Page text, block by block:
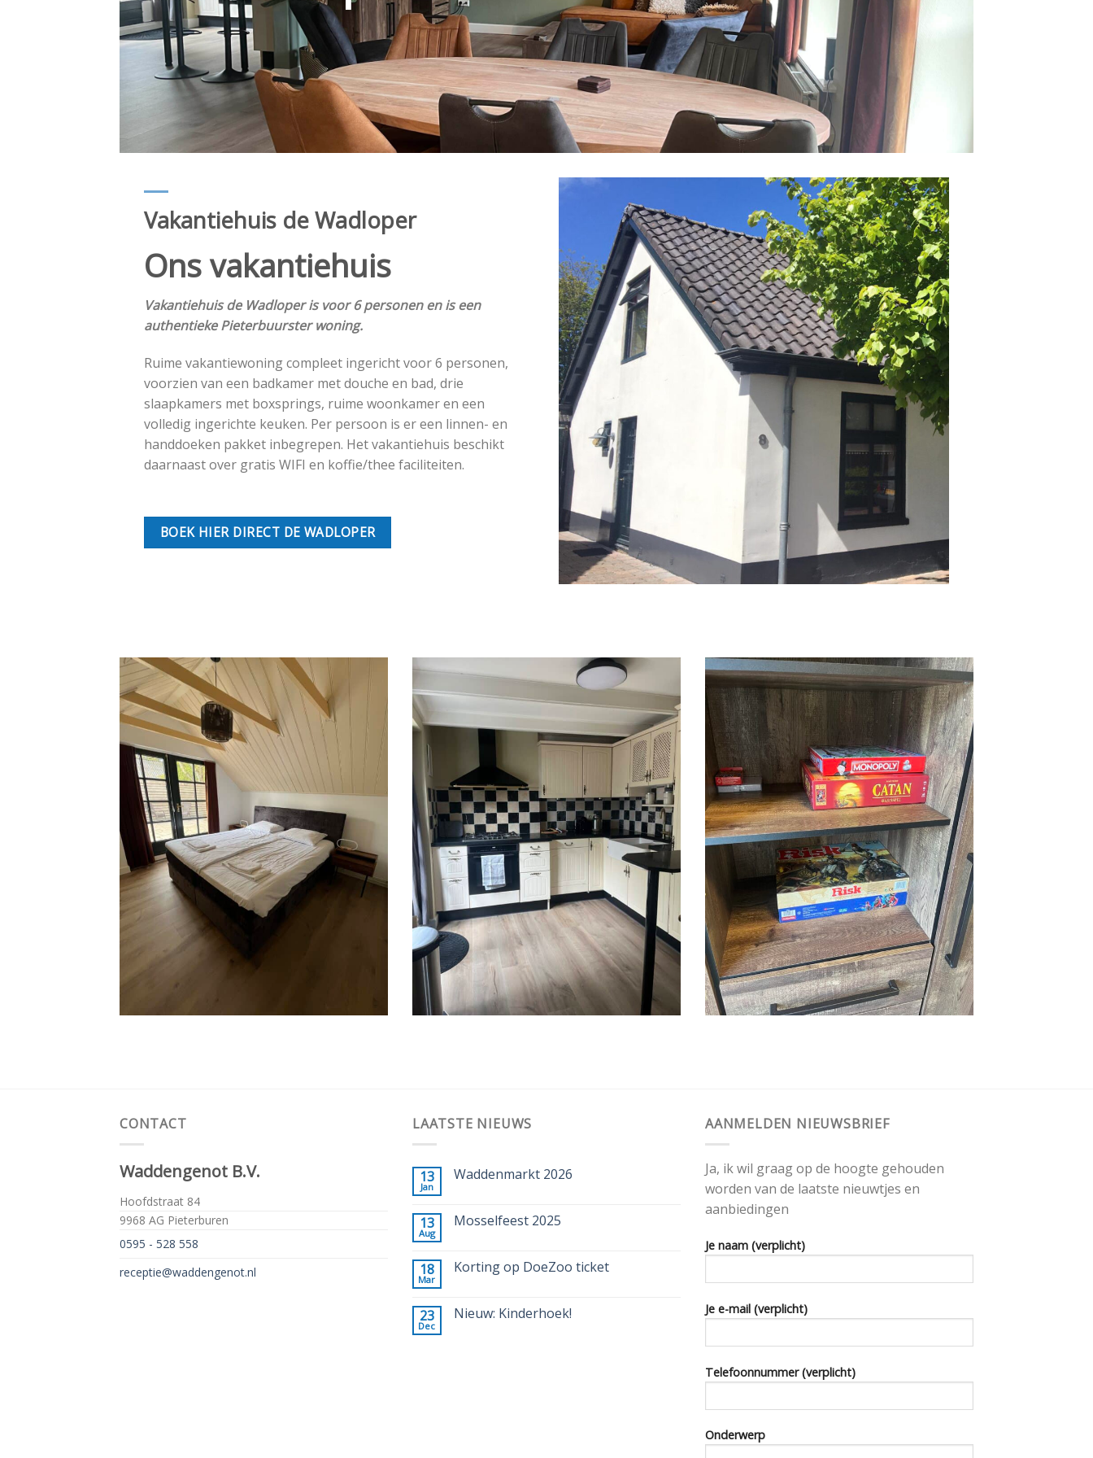
Vakantiehuis de Wadloper
Ons vakantiehuis
Vakantiehuis de Wadloper is voor 6 personen en is een
authentieke Pieterbuurster woning.
Ruime vakantiewoning compleet ingericht voor 6 personen,
voorzien van een badkamer met douche en bad, drie
slaapkamers met boxsprings, ruime woonkamer en een
volledig ingerichte keuken. Per persoon is er een linnen- en
handdoeken pakket inbegrepen. Het vakantiehuis beschikt
daarnaast over gratis WIFI en koffie/thee faciliteiten.
BOEK HIER DIRECT DE WADLOPER
CONTACT
Waddengenot B.V.
Hoofdstraat 84
9968 AG Pieterburen
0595 - 528 558
receptie@waddengenot.nl
LAATSTE NIEUWS
13
Jan
Waddenmarkt 2026
13
Aug
Mosselfeest 2025
18
Mar
Korting op DoeZoo ticket
23
Dec
Nieuw: Kinderhoek!
AANMELDEN NIEUWSBRIEF
Ja, ik wil graag op de hoogte gehouden
worden van de laatste nieuwtjes en
aanbiedingen
Je naam (verplicht)
Je e-mail (verplicht)
Telefoonnummer (verplicht)
Onderwerp